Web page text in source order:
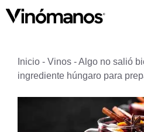
Inicio - Vinos -Algo no salió
ingrediente húngaro para